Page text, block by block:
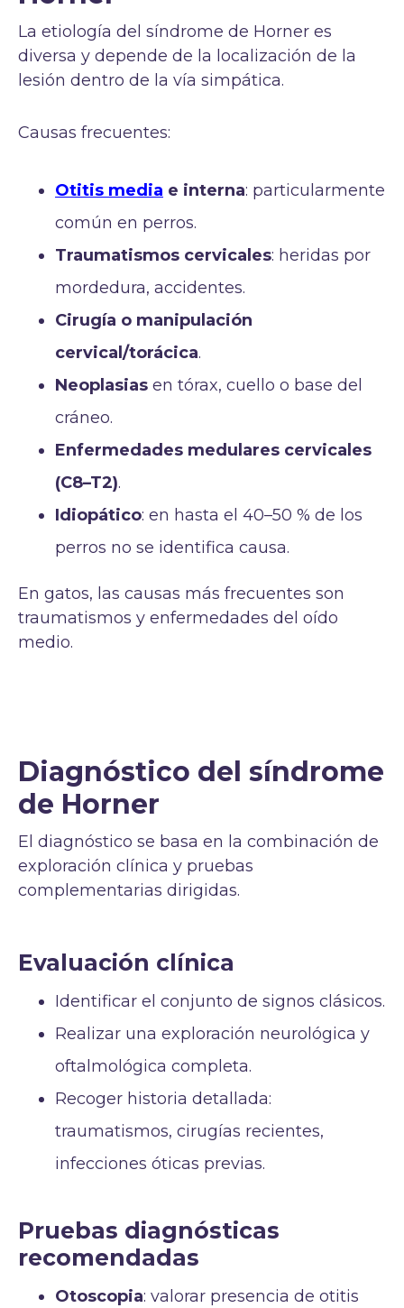
La etiología del síndrome de Horner es
diversa y depende de la localización de la
lesión dentro de la vía simpática.
Causas frecuentes:
Otitis media e interna: particularmente
común en perros.
Traumatismos cervicales: heridas por
mordedura, accidentes.
Cirugía o manipulación
cervical/torácica.
Neoplasias en tórax, cuello o base del
cráneo.
Enfermedades medulares cervicales
(C8–T2).
Idiopático: en hasta el 40–50 % de los
perros no se identifica causa.
En gatos, las causas más frecuentes son
traumatismos y enfermedades del oído
medio.
Diagnóstico del síndrome
de Horner
El diagnóstico se basa en la combinación de
exploración clínica y pruebas
complementarias dirigidas.
Evaluación clínica
Identificar el conjunto de signos clásicos.
Realizar una exploración neurológica y
oftalmológica completa.
Recoger historia detallada:
traumatismos, cirugías recientes,
infecciones óticas previas.
Pruebas diagnósticas
recomendadas
Otoscopia: valorar presencia de otitis